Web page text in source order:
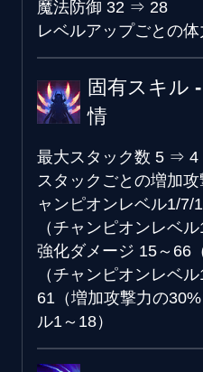
魔法防御 32 ⇒ 28
レベルアップごとの体
固有スキル
情
最大スタック数 5 ⇒ 4
スタックごとの増加
ャンピオンレベル1/7/
（チャンピオンレベル
強化ダメージ 15～66
（チャンピオンレベル
61（増加攻撃力の
ル1～18）